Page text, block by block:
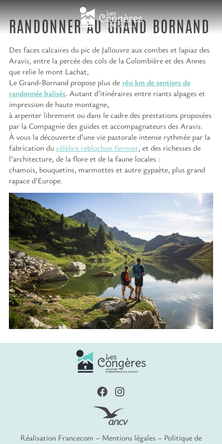
RANDONNER AU GRAND BORNAND
Des faces calcaires du pic de Jallouvre aux combes et lapiaz des
Aravis, entre la percée des cols de la Colombière et des Annes
que relie le mont Lachat,
Le Grand-Bornand propose plus de160 km de sentiers de
randonnée balisés. Autant d’itinéraires entre riants alpages et
impression de haute montagne,
à arpenter librement ou dans le cadre des prestations proposées
par la Compagnie des guides et accompagnateurs des Aravis.
À vous la découverte d’une vie pastorale intense rythmée par la
fabrication du célèbre reblochon fermier, et des richesses de
l’architecture, de la flore et de la faune locales :
chamois, bouquetins, marmottes et autre gypaète, plus grand
rapace d’Europe.
Réalisation Francecom – Mentions légales– Politique de